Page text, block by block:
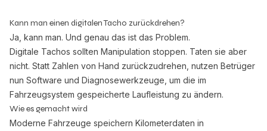
Kann man einen digitalen Tacho zurückdrehen?
Ja, kann man. Und genau das ist das Problem.
Digitale Tachos sollten Manipulation stoppen. Taten sie aber
nicht. Statt Zahlen von Hand zurückzudrehen, nutzen Betrüger
nun Software und Diagnosewerkzeuge, um die im
Fahrzeugsystem gespeicherte Laufleistung zu ändern.
Wie es gemacht wird
Moderne Fahrzeuge speichern Kilometerdaten in